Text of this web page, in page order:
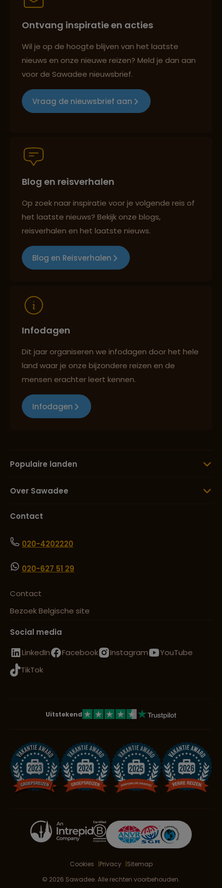
Rincón de la Vieja
Lees meer over Nauyaca Waterfalls
Lees meer over Parque Nacional
Lees meer over Puerto Viejo de
Lees meer over Puerto Viejo de
Talamanca
Lees meer over Punta Mala
Lees meer over San Gerardo de
Lees meer over San José
Lees meer over Santa Teresa
Lees meer over Tabacon Hot
Lees meer over Tamarindo
Lees meer over Tenorio Volcano
Lees meer over Tortuguero
Lees meer over Uvita
Reizen met oog voor mens, cultuur en milieu
Groepsreizen mét indivuele vrijheid
Best beoordeelde reisroutes
Reizen met oog voor mens, cultuur en milieu
Ontvang inspiratie en acties
Wil je op de hoogte blijven van het laatste
nieuws en onze nieuwe reizen? Meld je dan aan
voor de Sawadee nieuwsbrief.
Vraag de nieuwsbrief aan
Blog en reisverhalen
Op zoek naar inspiratie voor je volgende reis of
het laatste nieuws? Bekijk onze blogs,
reisverhalen en het laatste nieuws.
Blog en Reisverhalen
Infodagen
Dit jaar organiseren we infodagen door het hele
land waar je onze bijzondere reizen en de
mensen erachter leert kennen.
Infodagen
Populaire landen
Over Sawadee
Contact
020-4202220
020-627 51 29
Contact
Bezoek Belgische site
Social media
LinkedIn
Facebook Instagram
YouTube
TikTok
Uitstekend
Cookies Privacy
Sitemap
© 2026 Sawadee. Alle rechten voorbehouden.